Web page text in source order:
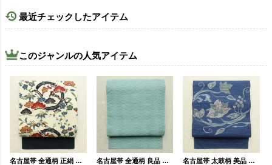
最近チェックしたアイテム
このジャンルの人気アイテム
名古屋帯 全通柄 正絹 古典柄 名古屋仕立て なごや帯 リサイクル帯 帯 クリーム 名古屋帯 全通柄 良品 夏用 混紡 縞柄・線柄 松葉仕立て なごや帯 リサイクル帯 帯 青・紺 名古屋帯 太鼓柄 美品 正絹 花柄 松葉仕立て なごや帯 リサイクル帯 帯 青・紺